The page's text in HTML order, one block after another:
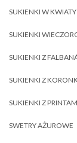
SUKIENKI W KWIATY
SUKIENKI
SUKIENKI Z
SUKIENKI Z
SUKIENKI Z
SWETRY AŻUROWE